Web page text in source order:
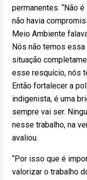
permanentes. “Não
não havia
Meio Ambiente
Nós não temos
situação
esse resquício, nós
Então fortalecer a
indigenista, é uma
sempre vai ser.
nesse trabalho, na
avaliou.
“Por isso que é
valorizar o trabalho